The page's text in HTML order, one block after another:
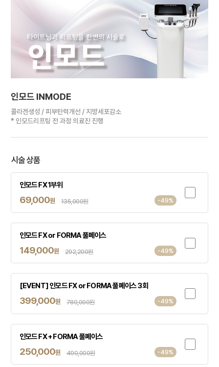
인모드 INMODE
콜라겐생성 / 피부탄력개선 / 지방세포감소
* 인모드리프팅 전 과정 의료진 진행
시술 상품
인모드 FX 1부위
69,000원 135,000원 -49%
인모드 FX or FORMA 풀페이스
149,000원 292,200원 -49%
[EVENT] 인모드 FX or FORMA 풀페이스 3회
399,000원 780,000원 -49%
인모드 FX + FORMA 풀페이스
250,000원 490,000원 -49%